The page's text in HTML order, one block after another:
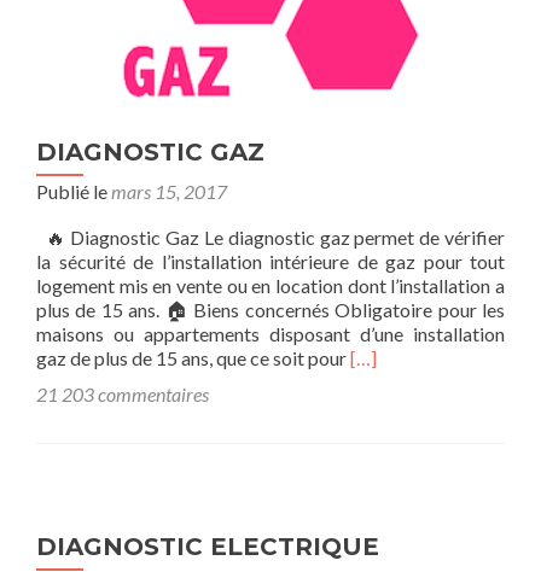
DIAGNOSTIC GAZ
Publié le mars 15, 2017
🔥 Diagnostic Gaz Le diagnostic gaz permet de vérifier
la sécurité de l’installation intérieure de gaz pour tout
logement mis en vente ou en location dont l’installation a
plus de 15 ans. 🏠 Biens concernés Obligatoire pour les
maisons ou appartements disposant d’une installation
gaz de plus de 15 ans, que ce soit pourEn
[…]
21 203 commentaires
DIAGNOSTIC ELECTRIQUE